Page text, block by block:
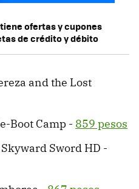
ofertas y cupones
de crédito y débito
and the Lost
Boot Camp - 859 pesos
Sword HD -